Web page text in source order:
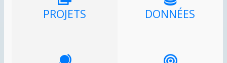
PROJETS DONNÉES